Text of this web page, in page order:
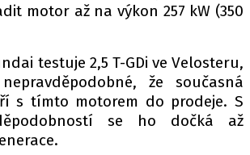
KONTAKT
INZERCE
OSOBNÍ ÚDAJE / COOKIES
motor až na výkon 257 kW (350
testuje 2,5 T-GDi ve Velosteru,
že současná
s tímto motorem do prodeje. S
se ho dočká až